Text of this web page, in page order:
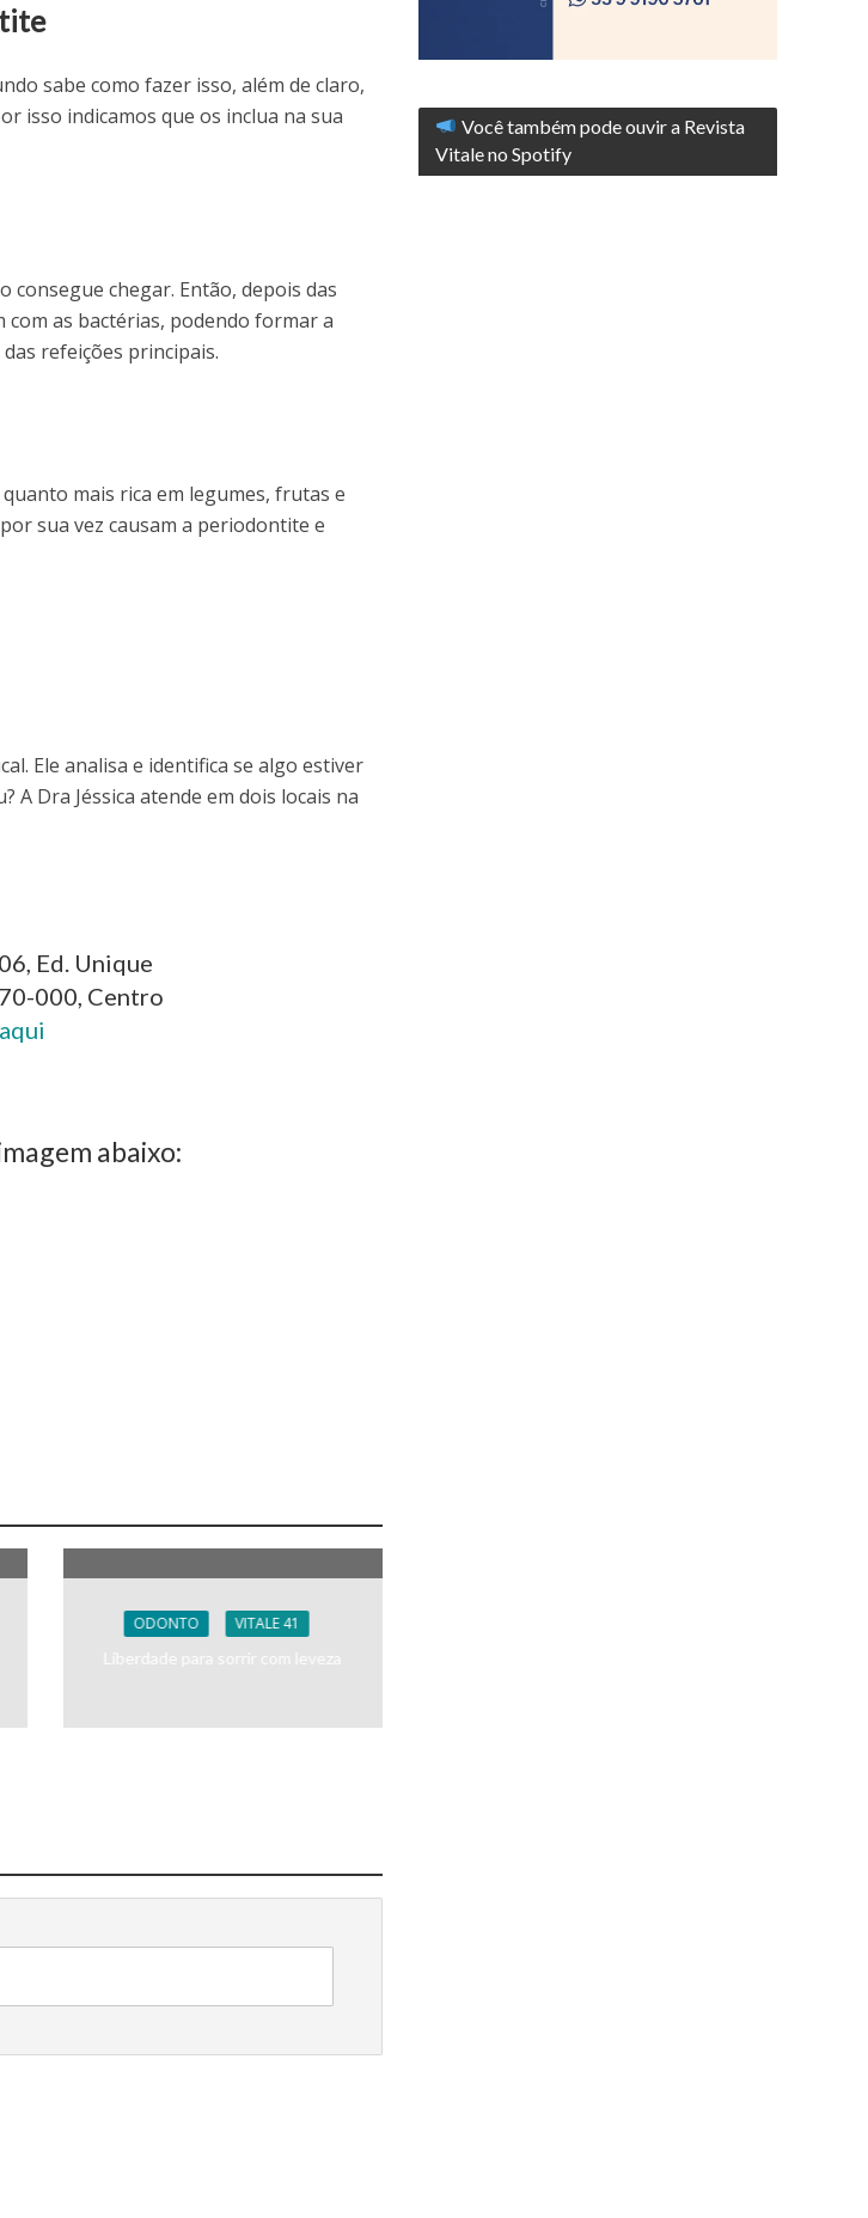
sabe como fazer isso, além de claro,
isso indicamos que os inclua na sua
consegue chegar. Então, depois das
as bactérias, podendo formar a
refeições principais.
mais rica em legumes, frutas e
sua vez causam a periodontite e
Ele analisa e identifica se algo estiver
A Dra Jéssica atende em dois locais na
Ed. Unique
000, Centro
abaixo:
ODONTO
VITALE 41
Liberdade para sorrir com leveza
Você também pode ouvir a Revista
Vitale no Spotify